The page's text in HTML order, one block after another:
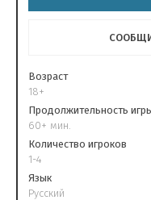
Возраст
18+
Продолжительность
60+ мин.
Количество игроков
1-4
Язык
Русский